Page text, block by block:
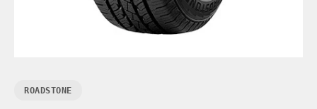
ROADSTONE